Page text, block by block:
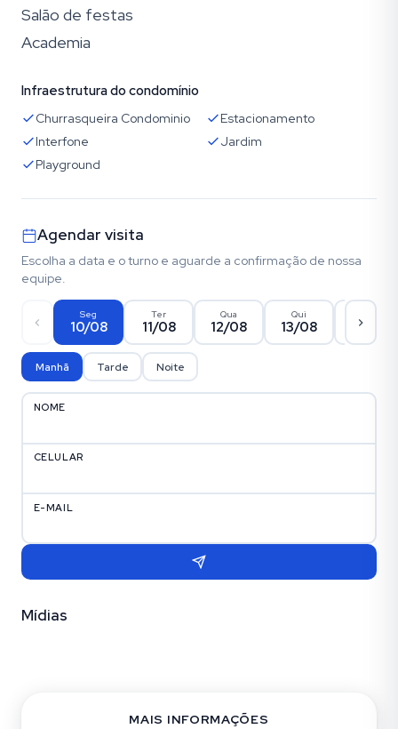
Salão de festas
Academia
Infraestrutura do condomínio
Churrasqueira Condominio
Estacionamento
Interfone
Jardim
Playground
Agendar visita
Escolha a data e o turno e aguarde a confirmação de nossa
equipe.
Seg
10/08
Ter
11/08
Qua
12/08
Qui
13/08 14/08
Manhã Tarde Noite
NOME
CELULAR
E-MAIL
Mídias
MAIS INFORMAÇÕES